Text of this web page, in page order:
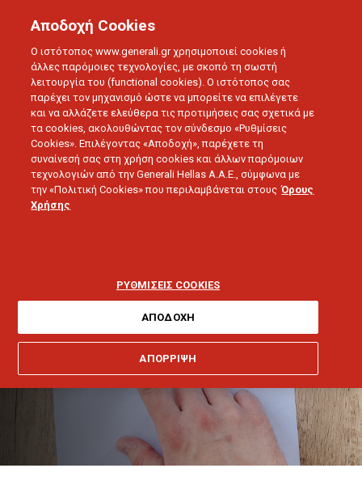
ΔΕΛΤΙΑ ΤΥΠΟΥ
Εφαρμογή νέας
στρατηγικής από τη
Generali
Αποδοχή Cookies
Ο ιστότοπος www.generali.gr χρησιμοποιεί cookies ή
άλλες παρόμοιες τεχνολογίες, με σκοπό τη σωστή
λειτουργία του (functional cookies). Ο ιστότοπος σας
παρέχει τον μηχανισμό ώστε να μπορείτε να επιλέγετε
και να αλλάζετε ελεύθερα τις προτιμήσεις σας σχετικά με
τα cookies, ακολουθώντας τον σύνδεσμο «Ρυθμίσεις
Cookies». Επιλέγοντας «Αποδοχή», παρέχετε τη
συναίνεσή σας στη χρήση cookies και άλλων παρόμοιων
τεχνολογιών από την Generali Hellas A.A.E., σύμφωνα με
την «Πολιτική Cookies» που περιλαμβάνεται στους Όρους
Χρήσης
ΡΥΘΜΙΣΕΙΣ COOKIES
ΑΠΟΡΡΙΨΗ
ΑΠΟΔΟΧΗ